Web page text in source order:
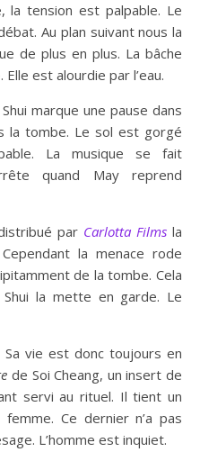
la tension est palpable. Le
Au plan suivant nous la
de plus en plus. La bâche
est alourdie par l’eau.
marque une pause dans
la tombe. Le sol est gorgé
La musique se fait
quand May reprend
par Carlotta Films la
la menace rode
de la tombe. Cela
la mette en garde. Le
Sa vie est donc toujours en
de Soi Cheang, un insert de
servi au rituel. Il tient un
Ce dernier n’a pas
L’homme est inquiet.